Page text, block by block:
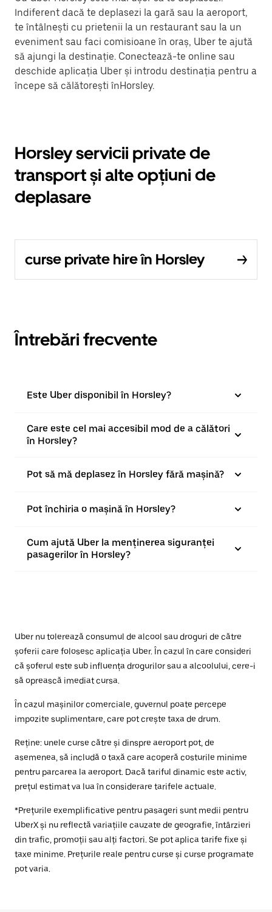
Indiferent dacă te deplasezi la gară sau la aeroport,
te întâlnești cu prietenii la un restaurant sau la un
eveniment sau faci comisioane în oraș, Uber te ajută
să ajungi la destinație. Conectează-te online sau
deschide aplicația Uber și introdu destinația pentru a
începe să călătorești înHorsley.
Horsley servicii private de
transport și alte opțiuni de
deplasare
curse private hire în Horsley
Întrebări frecvente
Este Uber disponibil în Horsley?
Care este cel mai accesibil mod de a călători
în Horsley?
Pot să mă deplasez în Horsley fără mașină?
Pot închiria o mașină în Horsley?
Cum ajută Uber la menținerea siguranței
pasagerilor în Horsley?
Uber nu tolerează consumul de alcool sau droguri de către
șoferii care folosesc aplicația Uber. În cazul în care consideri
că șoferul este sub influența drogurilor sau a alcoolului, cere-i
să oprească imediat cursa.
În cazul mașinilor comerciale, guvernul poate percepe
impozite suplimentare, care pot crește taxa de drum.
Reține: unele curse către și dinspre aeroport pot, de
asemenea, să includă o taxă care acoperă costurile minime
pentru parcarea la aeroport. Dacă tariful dinamic este activ,
prețul estimat va lua în considerare tarifele actuale.
*Prețurile exemplificative pentru pasageri sunt medii pentru
UberX și nu reflectă variațiile cauzate de geografie, întârzieri
din trafic, promoții sau alți factori. Se pot aplica tarife fixe și
taxe minime. Prețurile reale pentru curse și curse programate
pot varia.